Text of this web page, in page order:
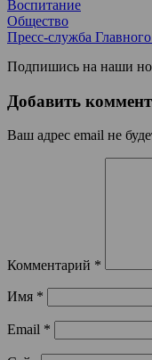
Воспитание
Общество
Пресс-служба
Подпишись на наши
Добавить
Ваш адрес email не
Комментарий *
Имя *
Email *